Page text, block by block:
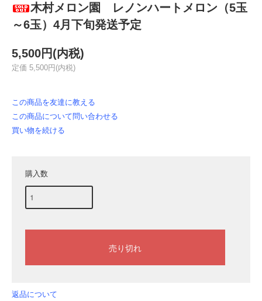
木村メロン園 レノンハートメロン（5玉
～6玉）4月下旬発送予定
5,500円(内税)
定価 5,500円(内税)
この商品を友達に教える
この商品について問い合わせる
買い物を続ける
購入数
返品について